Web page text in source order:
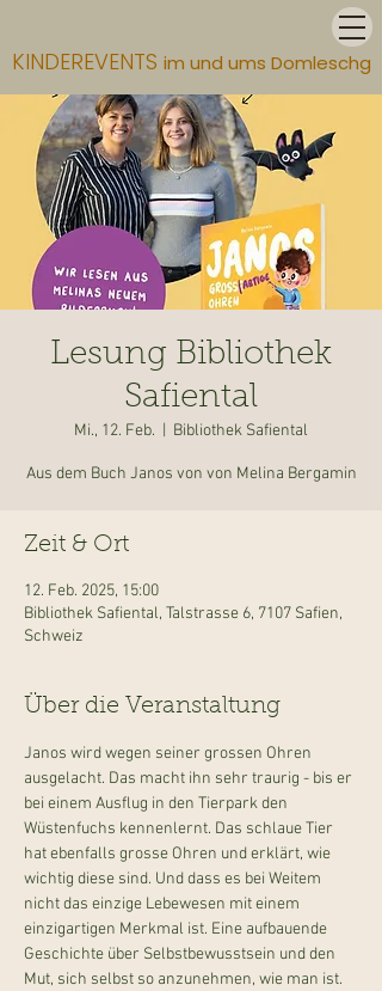
KINDEREVENTS im und ums Domleschg
Lesung Bibliothek
Safiental
Mi., 12. Feb. Bibliothek Safiental
Aus dem Buch Janos von von Melina Bergamin
Zeit & Ort
12. Feb. 2025, 15:00
Bibliothek Safiental, Talstrasse 6, 7107 Safien,
Schweiz
Über die Veranstaltung
Janos wird wegen seiner grossen Ohren
ausgelacht. Das macht ihn sehr traurig - bis er
bei einem Ausflug in den Tierpark den
Wüstenfuchs kennenlernt. Das schlaue Tier
hat ebenfalls grosse Ohren und erklärt, wie
wichtig diese sind. Und dass es bei Weitem
nicht das einzige Lebewesen mit einem
einzigartigen Merkmal ist. Eine aufbauende
Geschichte über Selbstbewusstsein und den
Mut, sich selbst so anzunehmen, wie man ist.